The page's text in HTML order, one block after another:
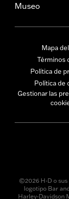
Museo
Mapa
Términos
Política de
Política de
Gestionar las
©2026 H-D o sus
logotipo Bar
Harley-Davidson